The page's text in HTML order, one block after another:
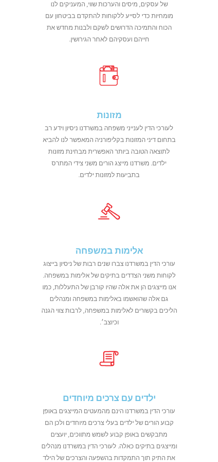
של עסקים, מיסים והערכות שווי, המעניקים לנו
מומחיות כדי לסייע ללקוחות להתקדם בביטחון עם
הכוח והתמיכה הדרושים לשקם ולבנות מחדש את
חייהם ועסקיהם לאחר הגירושין.
מזונות
לעורכי הדין לענייני משפחה במשרדנו ניסיון וידע רב
בתחום דיני המזונות בקליפורניה המאפשר לנו להביא
לתוצאה הטובה ביותר האפשרית מבחינת מזונות
ילדים. משרדנו מייצג הורים משני צידי המתרס
בתביעות למזונות ילדים.
אלימות במשפחה
עורכי הדין במשרדנו צברו שנים רבות של ניסיון בייצוג
לקוחות משני הצדדים בתיקים של אלימות במשפחה.
אנו מייצגים הן את אלה שהיו קורבן של התעללות, כמו
גם אלה שהואשמו באלימות במשפחה ומנהלים
הליכים בקשורים לאלימות במשפחה, לרבות צווי הגנה
וכיוצב׳.
ילדים עם צרכים מיוחדים
עורכי הדין במשרדנו הינם מהמעטים המייצגים באופן
קבוע הורים של ילדים בעלי צרכים מיוחדים ולכן הם
מתבקשים באופן קבוע לשמש מתווכים, יועצים
ומייצגים בתיקים כאלה. לעורכי הדין במשרדנו מנהלים
את התיק תוך התמקדות בהשפעה והצרכים של הילד